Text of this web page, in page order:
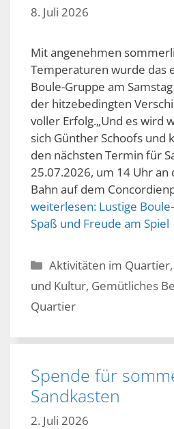
8. Juli 2026
Mit angenehmen
Temperaturen wurde das
Boule-Gruppe am
der hitzebedingten
voller Erfolg.„Und es wird
sich Günther Schoofs
den nächsten Termin für
25.07.2026, um 14 Uhr an
Bahn auf dem
weiterlesen: Lustige
Spaß und Freude am Spiel
Kategorien
Aktivitäten im Quartier,
und Kultur, Gemütliches
Quartier
Spende für
Sandkasten
2. Juli 2026